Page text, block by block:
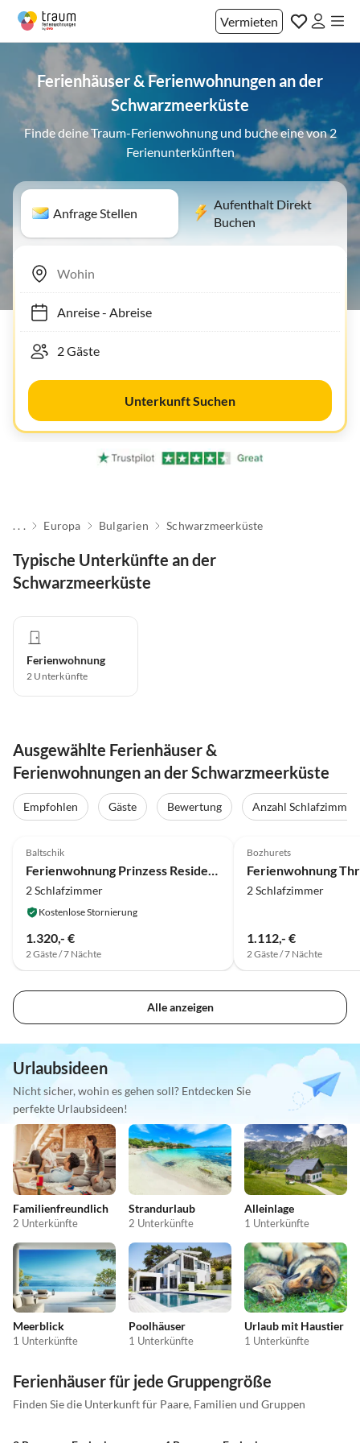
Vermieten
Ferienhäuser & Ferienwohnungen an der
Schwarzmeerküste
Finde deine Traum-Ferienwohnung und buche eine von 2
Ferienunterkünften
Anfrage Stellen
Aufenthalt Direkt
Buchen
Anreise- Abreise
Unterkunft Suchen
. . . Europa Bulgarien Schwarzmeerküste
Typische Unterkünfte an der
Schwarzmeerküste
Ferienwohnung
2 Unterkünfte
Ausgewählte Ferienhäuser &
Ferienwohnungen an der Schwarzmeerküste
Empfohlen Gäste Bewertung Anzahl Schlafzimmer
Baltschik
2 Schlafzimmer
Kostenlose Stornierung
1.320,- €
2 Gäste / 7 Nächte
Bozhurets
2 Schlafzimmer
1.112,- €
2 Gäste / 7 Nächte
Alle anzeigen
Urlaubsideen
Nicht sicher, wohin es gehen soll? Entdecken Sie
perfekte Urlaubsideen!
Familienfreundlich
2 Unterkünfte
Strandurlaub
2 Unterkünfte
Alleinlage
1 Unterkünfte
Meerblick
1 Unterkünfte
Poolhäuser
1 Unterkünfte
Urlaub mit Haustier
1 Unterkünfte
Ferienhäuser für jede Gruppengröße
Finden Sie die Unterkunft für Paare, Familien und Gruppen